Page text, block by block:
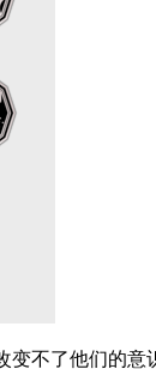
变不了他们的意